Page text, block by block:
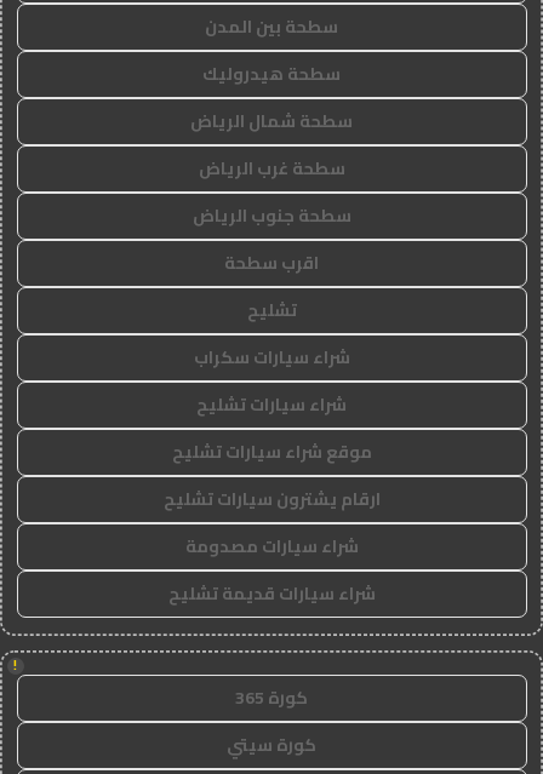
سطحة بين المدن
سطحة هيدروليك
سطحة شمال الرياض
سطحة غرب الرياض
سطحة جنوب الرياض
اقرب سطحة
تشليح
شراء سيارات سكراب
شراء سيارات تشليح
موقع شراء سيارات تشليح
ارقام يشترون سيارات تشليح
شراء سيارات مصدومة
شراء سيارات قديمة تشليح
!
كورة 365
كورة سيتي